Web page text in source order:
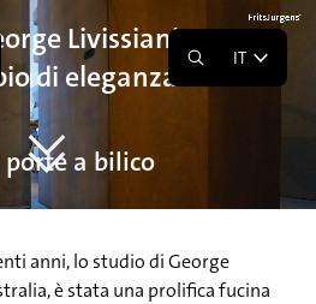
IT
Livissianis:
di eleganza e
a bilico
anni, lo studio di George
è stata una prolifica fucina